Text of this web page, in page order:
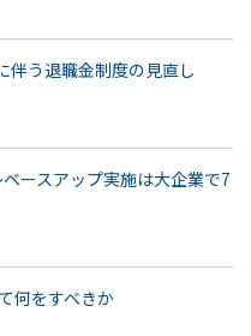
伴う退職金制度の見直し
ースアップ実施は大企業で7
何をすべきか